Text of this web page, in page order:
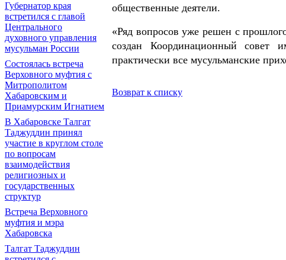
Губернатор края
встретился с главой
Центрального
духовного управления
мусульман России
Состоялась встреча
Верховного муфтия с
Митрополитом
Хабаровским и
Приамурским Игнатием
В Хабаровске Талгат
Таджуддин принял
участие в круглом столе
по вопросам
взаимодействия
религиозных и
государственных
структур
Встреча Верховного
муфтия и мэра
Хабаровска
Талгат Таджуддин
общественные деятели.
«Ряд вопросов уже решен с
создан Координационный совет
практически все мусульманские
Возврат к списку